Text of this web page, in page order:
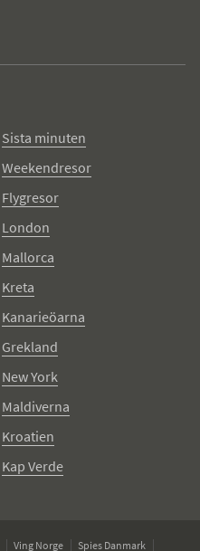
Sista minuten
Weekendresor
Flygresor
London
Mallorca
Kreta
Kanarieöarna
Grekland
New York
Maldiverna
Kroatien
Kap Verde
Ving Norge Spies Danmark